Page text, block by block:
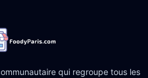
qui regroupe tous les